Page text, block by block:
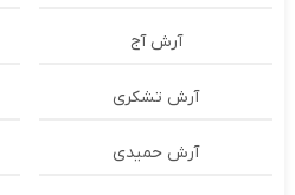
آرش آج
آرش تشکری
آرش حمیدی